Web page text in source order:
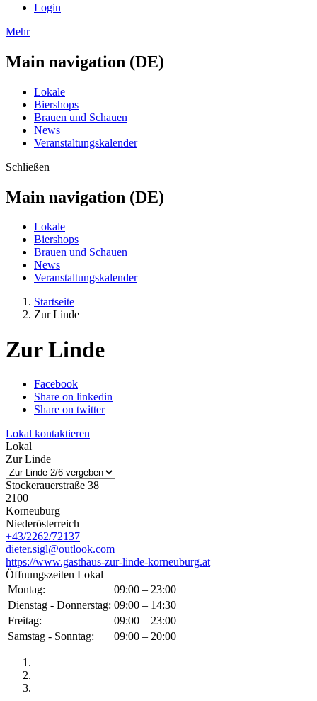
Login
Mehr
Main navigation (DE)
Lokale
Biershops
Brauen und Schauen
News
Veranstaltungskalender
Schließen
Main navigation (DE)
Lokale
Biershops
Brauen und Schauen
News
Veranstaltungskalender
Startseite
Zur Linde
Zur Linde
Facebook
Share on linkedin
Share on twitter
Lokal kontaktieren
Lokal
Zur Linde
Stockerauerstraße 38
2100
Korneuburg
Niederösterreich
+43/2262/72137
dieter.sigl@outlook.com
https://www.gasthaus-zur-linde-korneuburg.at
Öffnungszeiten Lokal
Montag:
09:00 – 23:00
Dienstag - Donnerstag: 09:00 – 14:30
Freitag:
09:00 – 23:00
Samstag - Sonntag:
09:00 – 20:00